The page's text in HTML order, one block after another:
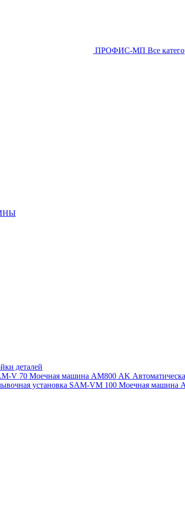
ПРОФИС-МП Все
деталей
V 70 Моечная машина АМ800 AK
установка SAM-VM 100 Моечная машина